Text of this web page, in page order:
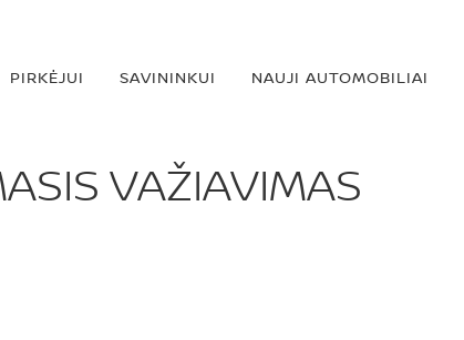
PIRKĖJUI SAVININKUI NAUJI AUTOMOBILIAI
VAŽIAVIMAS